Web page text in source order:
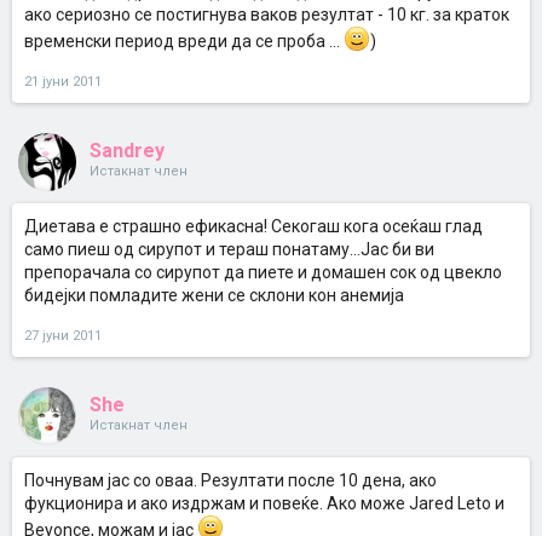
ако сериозно се постигнува ваков резултат - 10 кг. за краток
временски период вреди да се проба ...
)
21 јуни 2011
Sandrey
Истакнат член
Диетава е страшно ефикасна! Секогаш кога осеќаш глад
само пиеш од сирупот и тераш понатаму...Јас би ви
препорачала со сирупот да пиете и домашен сок од цвекло
бидејки помладите жени се склони кон анемија
27 јуни 2011
She
Истакнат член
Почнувам јас со оваа. Резултати после 10 дена, ако
фукционира и ако издржам и повеќе. Ако може Jared Leto и
Beyonce, можам и јас